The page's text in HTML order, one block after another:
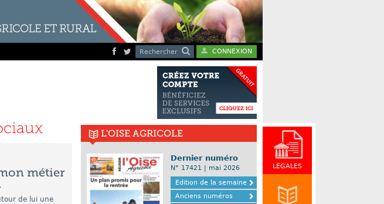
Rechercher CONNEXION
LÉGALES
métier
de lui une
L'OISE AGRICOLE
Dernier numéro
N° 17421 | mai 2026
Edition de la semaine
Anciens numéros